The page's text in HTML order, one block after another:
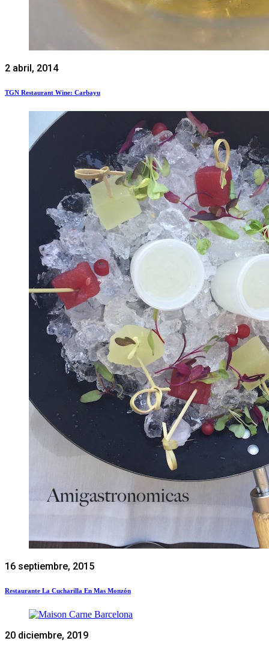
2 abril, 2014
TGN Restaurant Wine: Carbayu
16 septiembre, 2015
Restaurante La Cucharilla En Mas Monzón
20 diciembre, 2019